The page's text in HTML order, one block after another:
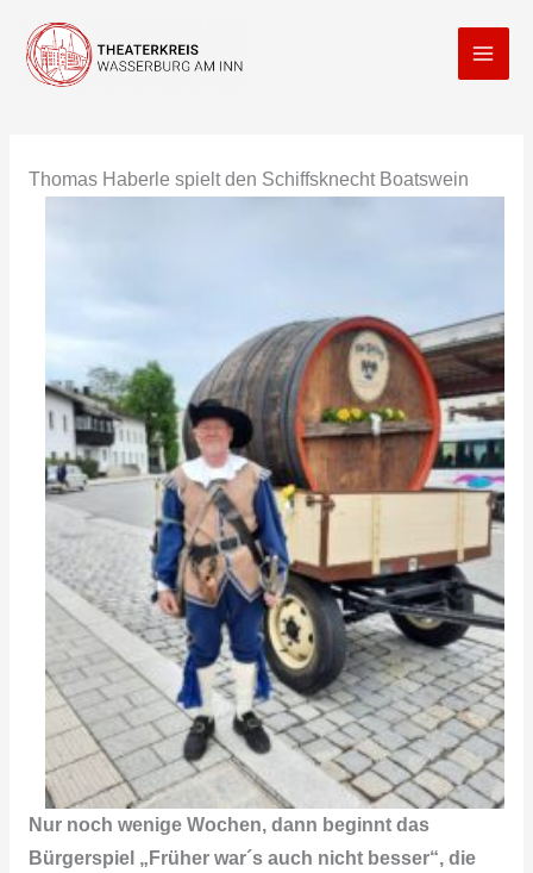
Inhalt
springen
Thomas Haberle spielt den Schiffsknecht Boatswein
Nur noch wenige Wochen, dann beginnt das
Bürgerspiel „Früher war´s auch nicht besser“, die